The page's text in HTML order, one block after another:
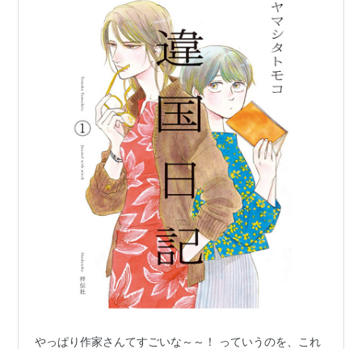
やっぱり作家さんてすごいな～～！ っていうのを、これ